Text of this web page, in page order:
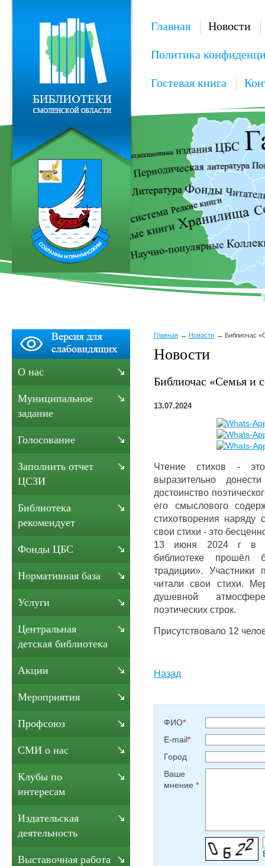
Главная Новости
Политика
Гостевая книга
Главная Новости Библиочас
Новости
Библиочас «Семья и
13.07.2024
Чтение стихов -
выразительно
достоинство
его смыслового
стихотворения
свои стихи - это
13 июня 2024 г в
библиотеке прошёл
традиции». Участники
читали свои стихи.
душевной
поэтических строк.
Присутствовало 12
Назад
ФИО*
E-mail*
Город
Ваше
мнение *
О нас
Муниципальное
задание
Голосование
Заполнить отчет
ЦСЗИ
Библиотека
рекомендует
Фонды ЦБС
Нормативная база
Услуги
Центральная
детская библиотека
Акции
Мероприятия
Профсоюз
СМИ о нас
Клубы по
интересам
Издательская
деятельность
Выставочная работа